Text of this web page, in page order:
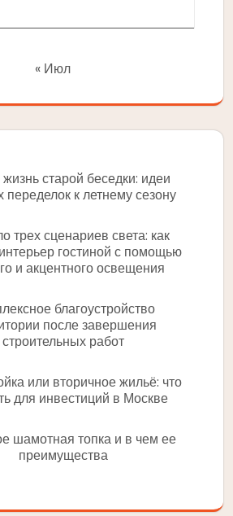
« Июл
старой беседки: идеи
переделок к летнему сезону
трех сценариев света: как
гостиной с помощью
и акцентного освещения
благоустройство
после завершения
строительных работ
или вторичное жильё: что
для инвестиций в Москве
шамотная топка и в чем ее
преимущества